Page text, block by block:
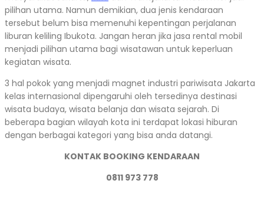
pilihan utama. Namun demikian, dua jenis kendaraan
tersebut belum bisa memenuhi kepentingan perjalanan
liburan keliling Ibukota. Jangan heran jika jasa rental mobil
menjadi pilihan utama bagi wisatawan untuk keperluan
kegiatan wisata.
3 hal pokok yang menjadi magnet industri pariwisata Jakarta
kelas internasional dipengaruhi oleh tersedinya destinasi
wisata budaya, wisata belanja dan wisata sejarah. Di
beberapa bagian wilayah kota ini terdapat lokasi hiburan
dengan berbagai kategori yang bisa anda datangi.
KONTAK BOOKING KENDARAAN
0811 973 778